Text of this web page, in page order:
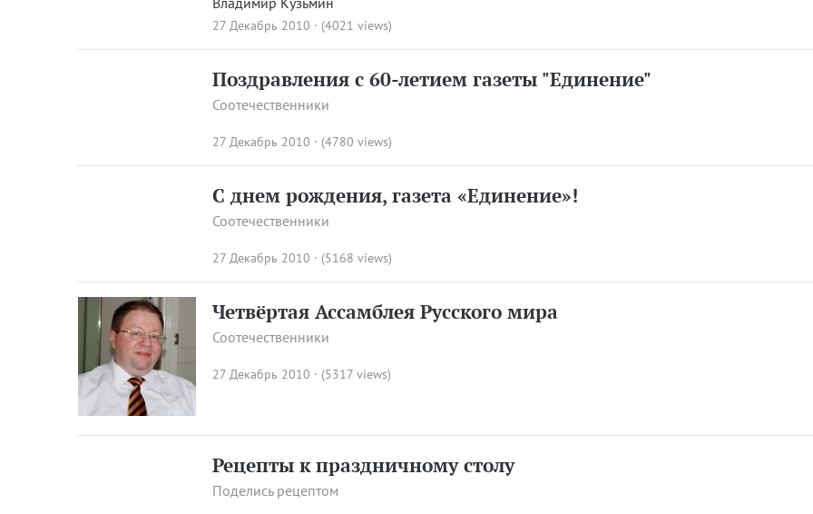
27 Декабрь 2010 · (4021 views)
Поздравления с 60-летием газеты "Единение"
Соотечественники
27 Декабрь 2010 · (4780 views)
C днем рождения, газета «Единение»!
Соотечественники
27 Декабрь 2010 · (5168 views)
Четвёртая Ассамблея Русского мира
Соотечественники
27 Декабрь 2010 · (5317 views)
Рецепты к праздничному столу
Поделись рецептом